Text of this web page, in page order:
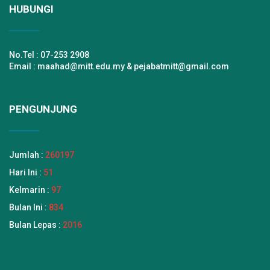
#TAHFIZAISYAH
#ALHAFIZAH
AJ
HUBUNGI
No.Tel : 07-253 2908
Email : maahad@mitt.edu.my & pejabatmitt@gmail.com
PENGUNJUNG
Jumlah : 260197
Hari Ini : 51
Kelmarin : 97
Bulan Ini : 834
Bulan Lepas : 2016